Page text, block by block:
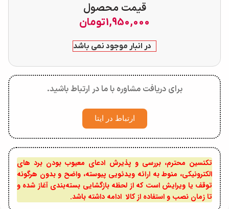
قیمت محصول
1,950,000تومان
در انبار موجود نمی باشد
برای دریافت مشاوره با ما در ارتباط باشید.
ارتباط در ایتا
تکنسین محترم، بررسی و پذیرش ادعای معیوب بودن برد های
الکترونیکی، منوط به ارائه ویدئویی پیوسته، واضح و بدون هرگونه
توقف یا ویرایش است که از لحظه بازگشایی بسته‌بندی آغاز شده و
تا زمان نصب و استفاده از کالا ادامه داشته باشد.